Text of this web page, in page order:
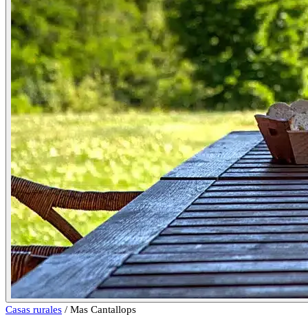
Casas rurales / Mas Cantallops